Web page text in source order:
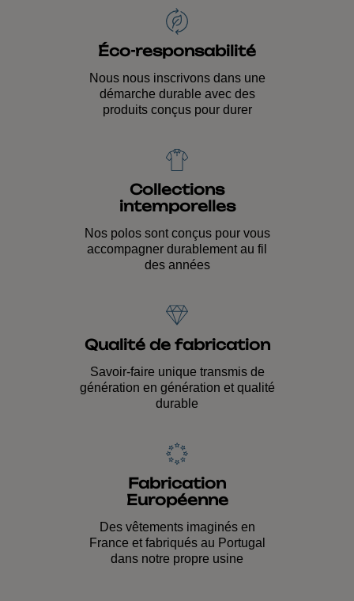
Éco-responsabilité
Nous nous inscrivons dans une
démarche durable avec des
produits conçus pour durer
Collections
intemporelles
Nos polos sont conçus pour vous
accompagner durablement au fil
des années
Qualité de fabrication
Savoir-faire unique transmis de
génération en génération et qualité
durable
Fabrication
Européenne
Des vêtements imaginés en
France et fabriqués au Portugal
dans notre propre usine